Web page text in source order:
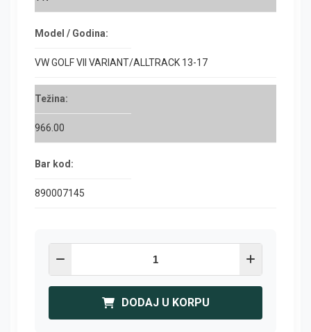
Model / Godina:
VW GOLF VII VARIANT/ALLTRACK 13-17
Težina:
966.00
Bar kod:
890007145
DODAJ U KORPU